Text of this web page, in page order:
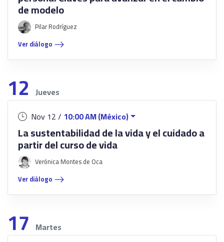
de modelo
Pilar Rodríguez
Ver diálogo
12 Jueves
Nov 12 / 10:00 AM (México)
La sustentabilidad de la vida y el cuidado a
partir del curso de vida
Verónica Montes de Oca
Ver diálogo
17 Martes